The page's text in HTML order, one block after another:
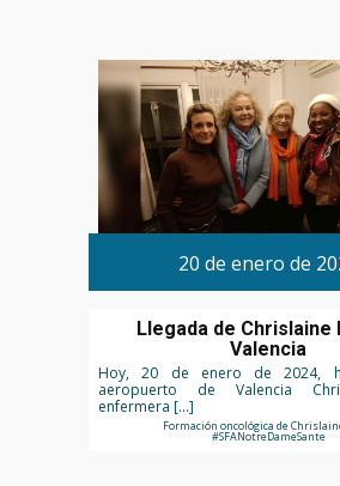
20 de enero de
Llegada de Chrislaine
Valencia
Hoy, 20 de enero de 2024,
aeropuerto de Valencia
enfermera […]
Formación oncológica de
#SFANotreDameSante